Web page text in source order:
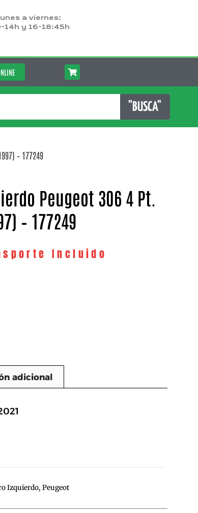
a viernes:
14h y 16-18:45h
"BUSCA"
– 177249
Peugeot 306 4 Pt.
– 177249
Incluido
adicional
Izquierdo, Peugeot